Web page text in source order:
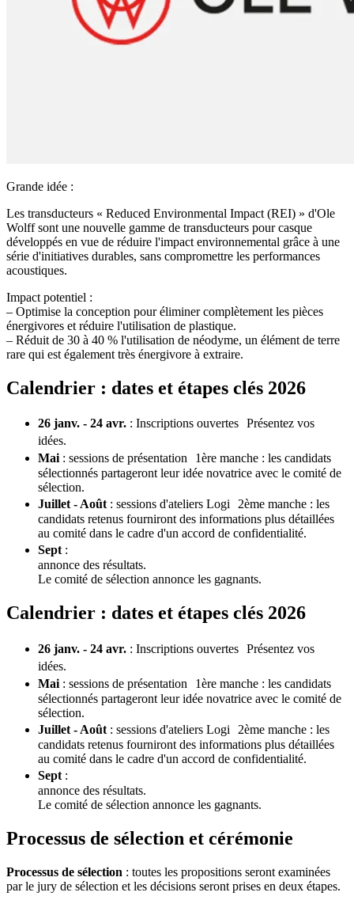
Grande idée :
Les transducteurs « Reduced Environmental Impact (REI) » d'Ole
Wolff sont une nouvelle gamme de transducteurs pour casque
développés en vue de réduire l'impact environnemental grâce à une
série d'initiatives durables, sans compromettre les performances
acoustiques.
Impact potentiel :
– Optimise la conception pour éliminer complètement les pièces
énergivores et réduire l'utilisation de plastique.
– Réduit de 30 à 40 % l'utilisation de néodyme, un élément de terre
rare qui est également très énergivore à extraire.
Calendrier : dates et étapes clés 2026
26 janv. - 24 avr. : Inscriptions ouvertes Présentez vos
idées.
Mai: sessions de présentation 1ère manche : les candidats
sélectionnés partageront leur idée novatrice avec le comité de
sélection.
Juillet - Août: sessions d'ateliers Logi 2ème manche : les
candidats retenus fourniront des informations plus détaillées
au comité dans le cadre d'un accord de confidentialité.
Sept:
annonce des résultats.
Le comité de sélection annonce les gagnants.
Calendrier : dates et étapes clés 2026
26 janv. - 24 avr. : Inscriptions ouvertes Présentez vos
idées.
Mai : sessions de présentation 1ère manche : les candidats
sélectionnés partageront leur idée novatrice avec le comité de
sélection.
Juillet - Août : sessions d'ateliers Logi 2ème manche : les
candidats retenus fourniront des informations plus détaillées
au comité dans le cadre d'un accord de confidentialité.
Sept :
annonce des résultats.
Le comité de sélection annonce les gagnants.
Processus de sélection et cérémonie
Processus de sélection : toutes les propositions seront examinées
par le jury de sélection et les décisions seront prises en deux étapes.